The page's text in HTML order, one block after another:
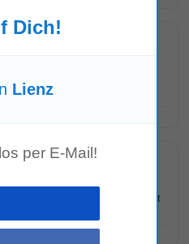
(GDPD) department
Dich!
Lienz
per E-Mail!